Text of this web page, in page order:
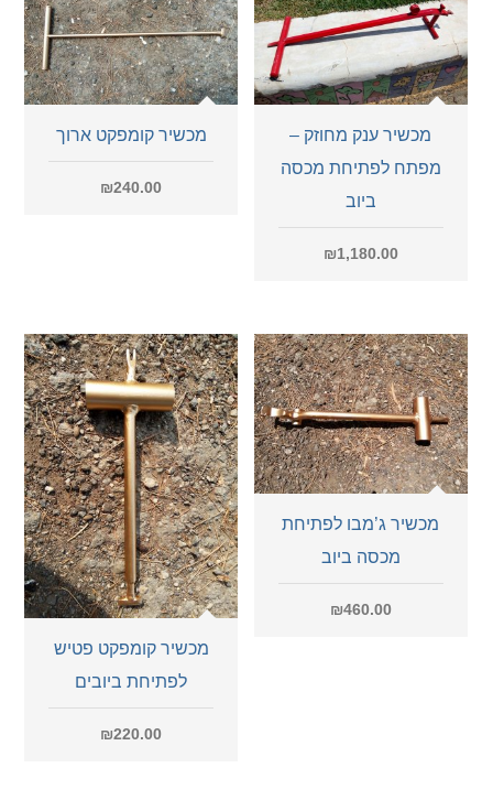
מכשיר קומפקט ארוך
₪240.00
מכשיר ענק מחוזק –
מפתח לפתיחת מכסה
ביוב
₪1,180.00
מכשיר קומפקט פטיש
לפתיחת ביובים
₪220.00
מכשיר ג’מבו לפתיחת
מכסה ביוב
₪460.00